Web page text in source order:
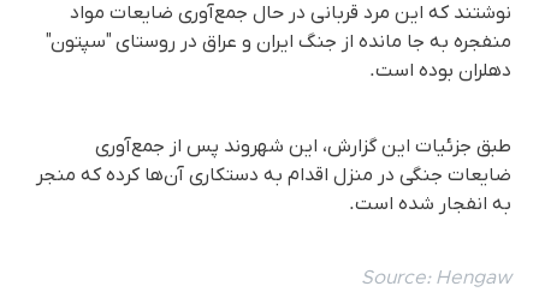
نوشتند که این مرد قربانی در حال جمع‌آوری ضایعات مواد
منفجره به‌ جا مانده از جنگ ایران و عراق در روستای "سپتون"
دهلران بوده است.
طبق جزئیات این گزارش، این شهروند پس از جمع‌آوری
ضایعات جنگی در منزل اقدام به دستکاری آن‌ها کرده که منجر
به انفجار شده است.
Source: Hengaw